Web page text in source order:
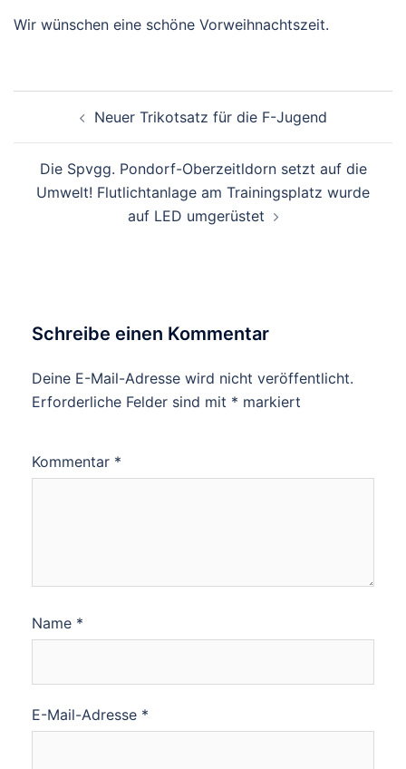
Wir wünschen eine schöne Vorweihnachtszeit.
NavigationNeuer Trikotsatz für die F-Jugend
Die Spvgg. Pondorf-Oberzeitldorn setzt auf die
Umwelt! Flutlichtanlage am Trainingsplatz wurde
auf LED umgerüstet
Schreibe einen Kommentar
Deine E-Mail-Adresse wird nicht veröffentlicht.
Erforderliche Felder sind mit * markiert
Kommentar *
Name *
E-Mail-Adresse *